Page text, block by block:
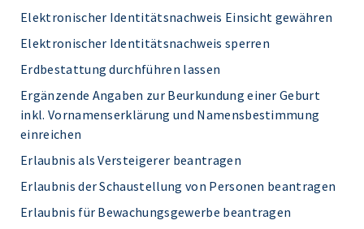
Elektronischer Identitätsnachweis Einsicht gewähren
Elektronischer Identitätsnachweis sperren
Erdbestattung durchführen lassen
Ergänzende Angaben zur Beurkundung einer Geburt
inkl. Vornamenserklärung und Namensbestimmung
einreichen
Erlaubnis als Versteigerer beantragen
Erlaubnis der Schaustellung von Personen beantragen
Erlaubnis für Bewachungsgewerbe beantragen